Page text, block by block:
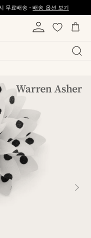
무료배송 -배송 옵션 보기